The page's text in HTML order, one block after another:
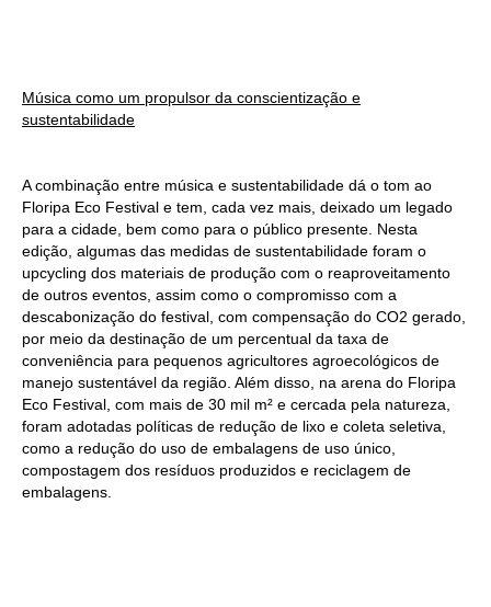
Música como um propulsor da conscientização e
sustentabilidade
A combinação entre música e sustentabilidade dá o tom ao
Floripa Eco Festival e tem, cada vez mais, deixado um legado
para a cidade, bem como para o público presente. Nesta
edição, algumas das medidas de sustentabilidade foram o
upcycling dos materiais de produção com o reaproveitamento
de outros eventos, assim como o compromisso com a
descabonização do festival, com compensação do CO2 gerado,
por meio da destinação de um percentual da taxa de
conveniência para pequenos agricultores agroecológicos de
manejo sustentável da região. Além disso, na arena do Floripa
Eco Festival, com mais de 30 mil m² e cercada pela natureza,
foram adotadas políticas de redução de lixo e coleta seletiva,
como a redução do uso de embalagens de uso único,
compostagem dos resíduos produzidos e reciclagem de
embalagens.